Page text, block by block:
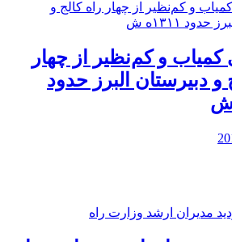
و کم‌نظیر از چهار
و دبيرستان البرز حدود